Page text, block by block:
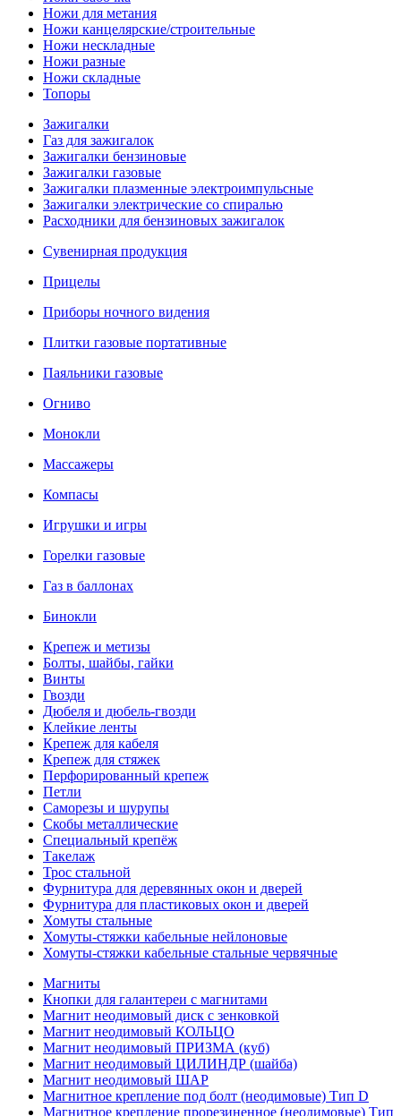
Ножи для метания
Ножи канцелярские/строительные
Ножи нескладные
Ножи разные
Ножи складные
Топоры
Зажигалки
Газ для зажигалок
Зажигалки бензиновые
Зажигалки газовые
Зажигалки плазменные электроимпульсные
Зажигалки электрические со спиралью
Расходники для бензиновых зажигалок
Сувенирная продукция
Прицелы
Приборы ночного видения
Плитки газовые портативные
Паяльники газовые
Огниво
Монокли
Массажеры
Компасы
Игрушки и игры
Горелки газовые
Газ в баллонах
Бинокли
Крепеж и метизы
Болты, шайбы, гайки
Винты
Гвозди
Дюбеля и дюбель-гвозди
Клейкие ленты
Крепеж для кабеля
Крепеж для стяжек
Перфорированный крепеж
Петли
Саморезы и шурупы
Скобы металлические
Специальный крепёж
Такелаж
Трос стальной
Фурнитура для деревянных окон и дверей
Фурнитура для пластиковых окон и дверей
Хомуты стальные
Хомуты-стяжки кабельные нейлоновые
Хомуты-стяжки кабельные стальные червячные
Магниты
Кнопки для галантереи с магнитами
Магнит неодимовый диск с зенковкой
Магнит неодимовый КОЛЬЦО
Магнит неодимовый ПРИЗМА (куб)
Магнит неодимовый ЦИЛИНДР (шайба)
Магнит неодимовый ШАР
Магнитное крепление под болт (неодимовые) Тип D
Магнитное крепление прорезиненное (неодимовые) Тип